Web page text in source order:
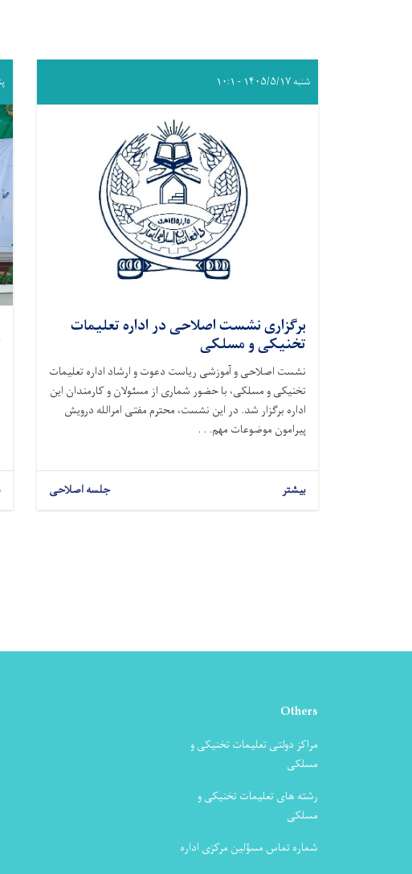
شنبه ۱۴۰۵/۵/۱۷ - ۱۰:۱
برگزاری نشست اصلاحی در اداره تعلیمات
تخنیکی و مسلکی
نشست اصلاحی و آموزشی ریاست دعوت و ارشاد اداره تعلیمات
تخنیکی و مسلکی، با حضور شماری از مسئولان و کارمندان این
اداره برگزار شد. در این نشست، محترم مفتی امرالله درویش
پیرامون موضوعات مهم. . .
بیشتر جلسه اصلاحی
Others
مراکز دولتی تعلیمات تخنیکی و
مسلکی
رشته های تعلیمات تخنیکی و
مسلکی
شماره تماس مسؤلین مرکزی اداره